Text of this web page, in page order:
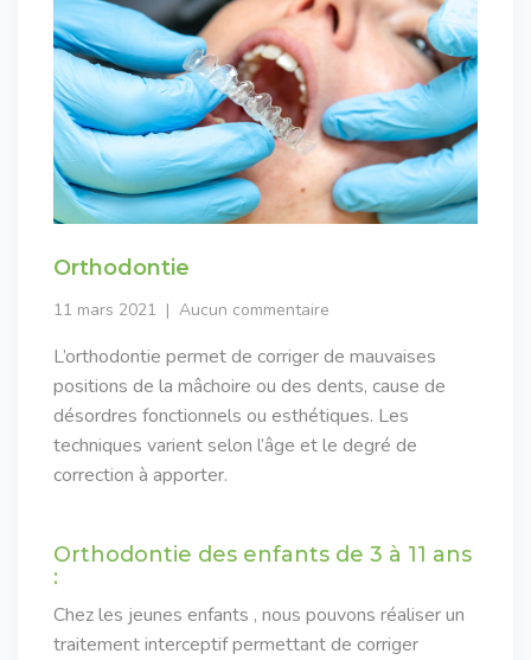
Orthodontie
11 mars 2021 Aucun commentaire
L’orthodontie permet de corriger de mauvaises
positions de la mâchoire ou des dents, cause de
désordres fonctionnels ou esthétiques. Les
techniques varient selon l’âge et le degré de
correction à apporter.
Orthodontie des enfants de 3 à 11 ans
:
Chez les jeunes enfants , nous pouvons réaliser un
traitement interceptif permettant de corriger